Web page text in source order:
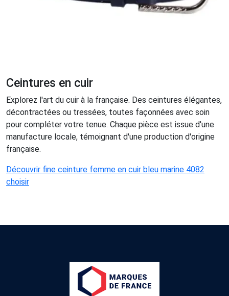
Ceintures en cuir
Explorez l'art du cuir à la française. Des ceintures élégantes,
décontractées ou tressées, toutes façonnées avec soin
pour compléter votre tenue. Chaque pièce est issue d'une
manufacture locale, témoignant d'une production d'origine
française.
Découvrir fine ceinture femme en cuir bleu marine 4082
choisir